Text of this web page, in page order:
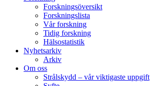
Forskningsöversikt
Forskningslista
Vår forskning
Tidig forskning
Hälsostatistik
Nyhetsarkiv
Arkiv
Om oss
Strålskydd – vår viktigaste uppgift